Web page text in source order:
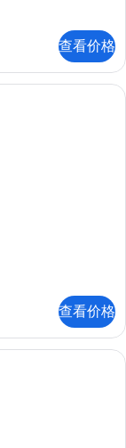
查看价格
隔音、熨斗/熨衣板、
查看价格
(Altitude) | 客房内保